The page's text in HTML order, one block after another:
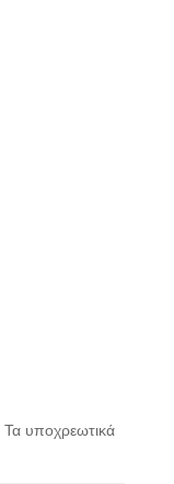
Τα υποχρεωτικά